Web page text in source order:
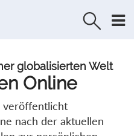
globalisierten Welt
Online
veröffentlicht
nach der aktuellen